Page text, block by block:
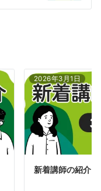
2026年3月1日
新着講師の紹介